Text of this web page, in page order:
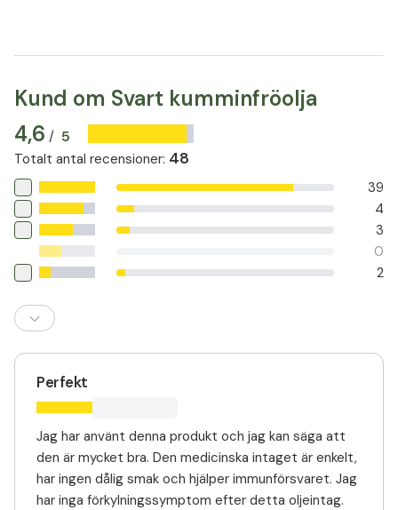
Kund om Svart kumminfröolja
4,6 / 5
Totalt antal recensioner: 48
39
4
3
0
2
Perfekt
Jag har använt denna produkt och jag kan säga att
den är mycket bra. Den medicinska intaget är enkelt,
har ingen dålig smak och hjälper immunförsvaret. Jag
har inga förkylningssymptom efter detta oljeintag.